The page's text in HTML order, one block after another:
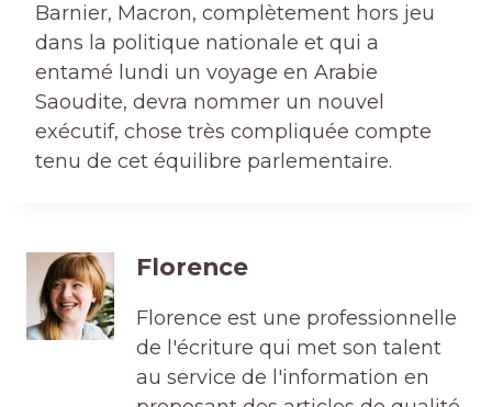
Barnier, Macron, complètement hors jeu
dans la politique nationale et qui a
entamé lundi un voyage en Arabie
Saoudite, devra nommer un nouvel
exécutif, chose très compliquée compte
tenu de cet équilibre parlementaire.
Florence
Florence est une professionnelle
de l'écriture qui met son talent
au service de l'information en